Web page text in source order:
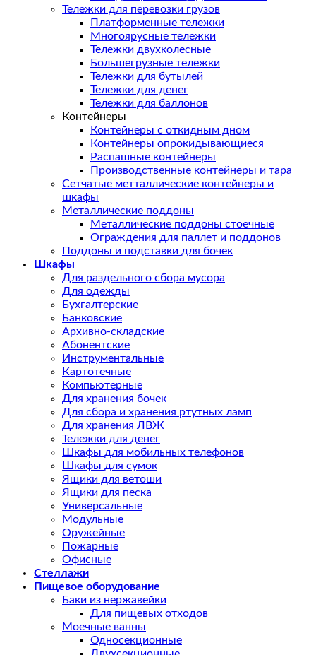
Тележки для перевозки грузов
Платформенные тележки
Многоярусные тележки
Тележки двухколесные
Большегрузные тележки
Тележки для бутылей
Тележки для денег
Тележки для баллонов
Контейнеры
Контейнеры с откидным дном
Контейнеры опрокидывающиеся
Распашные контейнеры
Производственные контейнеры и тара
Сетчатые метталлические контейнеры и
шкафы
Металлические поддоны
Металлические поддоны стоечные
Ограждения для паллет и поддонов
Поддоны и подставки для бочек
Шкафы
Для раздельного сбора мусора
Для одежды
Бухгалтерские
Банковские
Архивно-складские
Абонентские
Инструментальные
Картотечные
Компьютерные
Для хранения бочек
Для сбора и хранения ртутных ламп
Для хранения ЛВЖ
Тележки для денег
Шкафы для мобильных телефонов
Шкафы для сумок
Ящики для ветоши
Ящики для песка
Универсальные
Модульные
Оружейные
Пожарные
Офисные
Стеллажи
Пищевое оборудование
Баки из нержавейки
Для пищевых отходов
Моечные ванны
Односекционные